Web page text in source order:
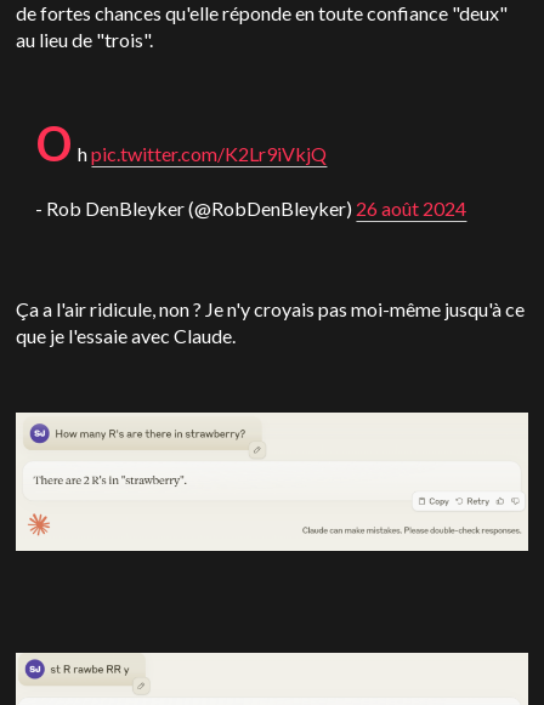
de fortes chances qu'elle réponde en toute confiance "deux"
au lieu de "trois".
o hpic.twitter.com/K2Lr9iVkjQ
- Rob DenBleyker (@RobDenBleyker) 26 août 2024
Ça a l'air ridicule, non ? Je n'y croyais pas moi-même jusqu'à ce
que je l'essaie avec Claude.